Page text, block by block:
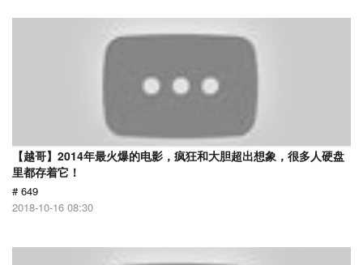
【越哥】2014年最火爆的电影，疯狂和大胆超出想象，很多人硬盘
里都存着它！
# 649
2018-10-16 08:30